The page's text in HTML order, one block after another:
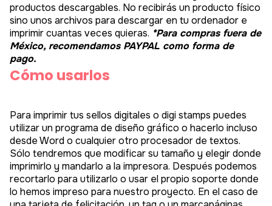
Como nota, cabe aclarar que los sellos digitales son
productos descargables. No recibirás un producto físico
sino unos archivos para descargar en tu ordenador e
imprimir cuantas veces quieras.*Para compras fuera de
México, recomendamos PAYPAL como forma de
pago.
Para imprimir tus sellos digitales o digi stamps puedes
utilizar un programa de diseño gráfico o hacerlo incluso
desde Word o cualquier otro procesador de textos.
Sólo tendremos que modificar su tamaño y elegir donde
imprimirlo y mandarlo a la impresora. Después podemos
recortarlo para utilizarlo o usar el propio soporte donde